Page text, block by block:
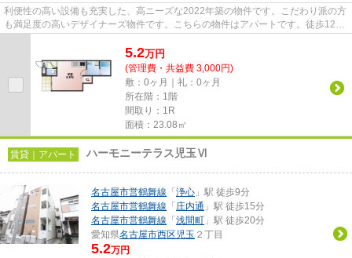
利便性の高い設備も充実した、高ニーズな2022年築の物件です。こだわり派の方
も満足度の高いデザイナーズ物件です。こちらの物件はアパートです。徒歩12分
5.2万円
(管理費・共益費 3,000円)
敷：0ヶ月｜礼：0ヶ月
所在階：1階
間取り：1R
面積：23.08㎡
賃貸｜アパート ハーモニーテラス児玉Ⅵ
名古屋市営鶴舞線 「 浄心 」駅 徒歩9分
名古屋市営鶴舞線 「 庄内通 」駅 徒歩15分
名古屋市営鶴舞線 「 浅間町 」駅 徒歩20分
愛知県名古屋市西区 児玉 ２丁目
5.2万円